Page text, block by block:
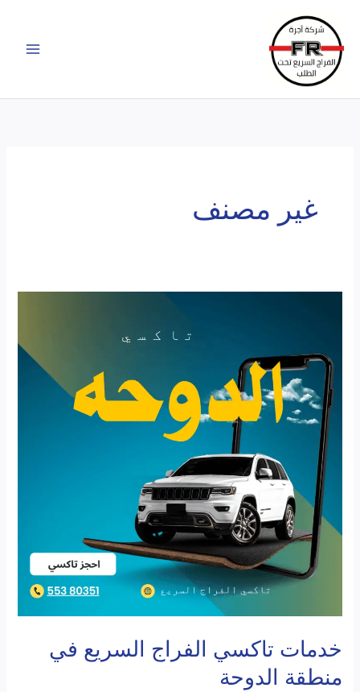
المحتوى
غير مصنف
خدمات تاكسي الفراج السريع في
منطقة الدوحة
السريع
في
منطقة
الدوحة